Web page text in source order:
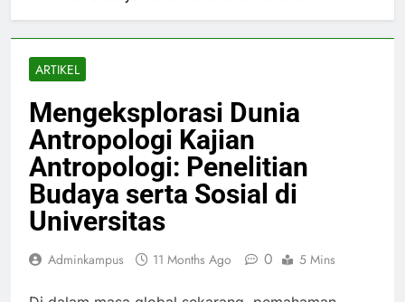
ARTIKEL
Mengeksplorasi Dunia
Antropologi Kajian
Antropologi: Penelitian
Budaya serta Sosial di
Universitas
Adminkampus 11 Months Ago 0 5 Mins